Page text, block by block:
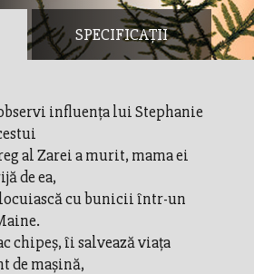
SPECIFICAȚII
influenţa lui Stephanie
al Zarei a murit, mama ei
de ea,
locuiască cu bunicii într-un
chipeş, îi salvează viaţa
de maşină,